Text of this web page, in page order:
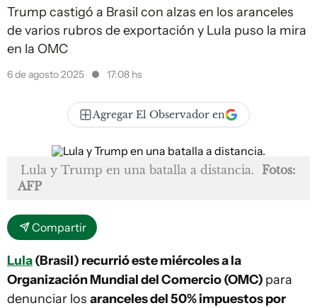
Trump castigó a Brasil con alzas en los aranceles
de varios rubros de exportación y Lula puso la mira
en la OMC
6 de agosto 2025 17:08 hs
Agregar El Observador en
Lula y Trump en una batalla a distancia. Fotos:
AFP
Compartir
Lula(Brasil) recurrió este miércoles a la
Organización Mundial del Comercio (OMC) para
denunciar los aranceles del 50% impuestos por